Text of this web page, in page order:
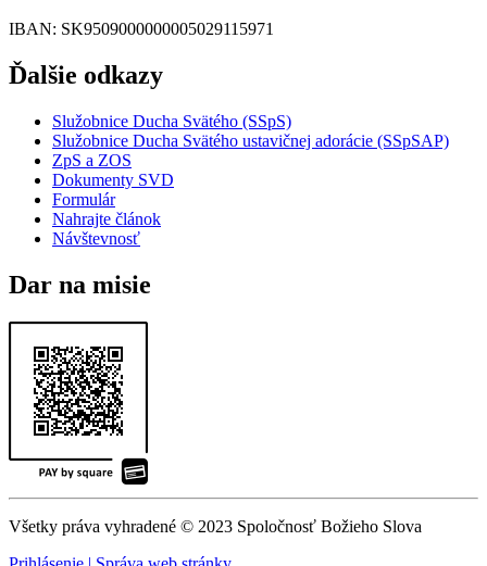
IBAN: SK9509000000005029115971
Ďalšie odkazy
Služobnice Ducha Svätého (SSpS)
Služobnice Ducha Svätého ustavičnej adorácie (SSpSAP)
ZpS a ZOS
Dokumenty SVD
Formulár
Nahrajte článok
Návštevnosť
Dar na misie
Všetky práva vyhradené © 2023 Spoločnosť Božieho Slova